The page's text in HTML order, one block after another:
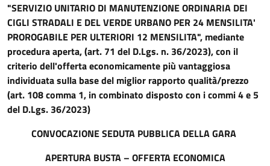
"SERVIZIO UNITARIO DI MANUTENZIONE ORDINARIA DEI
CIGLI STRADALI E DEL VERDE URBANO PER 24 MENSILITA'
PROROGABILE PER ULTERIORI 12 MENSILITA", mediante
procedura aperta, (art. 71 del D.Lgs. n. 36/2023), con il
criterio dell'offerta economicamente più vantaggiosa
individuata sulla base del miglior rapporto qualità/prezzo
(art. 108 comma 1, in combinato disposto con i commi 4 e 5
del D.Lgs. 36/2023)
CONVOCAZIONE SEDUTA PUBBLICA DELLA GARA
APERTURA BUSTA – OFFERTA ECONOMICA